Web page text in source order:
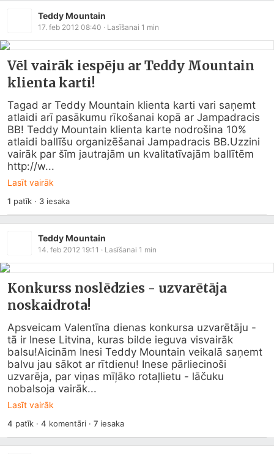
Teddy Mountain
17. feb 2012 08:40 · Lasīšanai 1 min
Vēl vairāk iespēju ar Teddy Mountain
klienta karti!
Tagad ar Teddy Mountain klienta karti vari saņemt
atlaidi arī pasākumu rīkošanai kopā ar Jampadracis
BB! Teddy Mountain klienta karte nodrošina 10%
atlaidi ballīšu organizēšanai Jampadracis BB.Uzzini
vairāk par šīm jautrajām un kvalitatīvajām ballītēm
http://w...
Lasīt vairāk
1 patīk · 3iesaka
Teddy Mountain
14. feb 2012 19:11 · Lasīšanai 1 min
Konkurss noslēdzies - uzvarētāja
noskaidrota!
Apsveicam Valentīna dienas konkursa uzvarētāju -
tā ir Inese Litvina, kuras bilde ieguva visvairāk
balsu!Aicinām Inesi Teddy Mountain veikalā saņemt
balvu jau sākot ar rītdienu! Inese pārliecinoši
uzvarēja, par viņas mīļāko rotaļlietu - lāčuku
nobalsoja vairāk...
Lasīt vairāk
4 patīk ·4 komentāri · 7 iesaka